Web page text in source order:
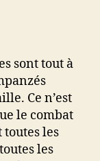
sont tout à
Ce n’est
le combat
les
les